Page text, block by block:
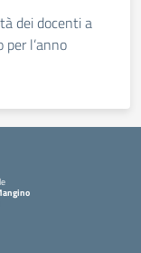
dei docenti a
l’anno
iniziale della scuola